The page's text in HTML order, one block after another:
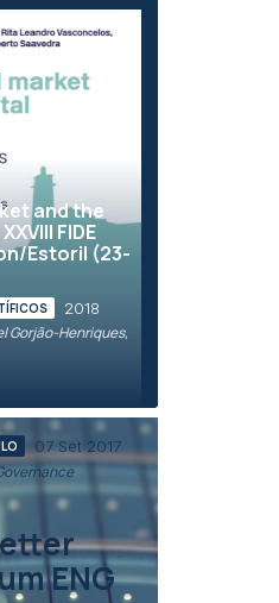
and the
FIDE
Estoril (23-
2018
Gorjão-Henriques,
07 Set 2017
ENG